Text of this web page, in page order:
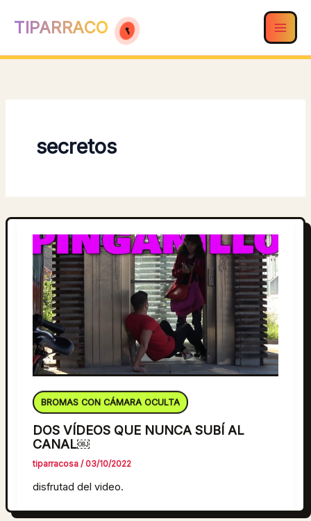
TIPARRACO
secretos
BROMAS CON CÁMARA OCULTA
DOS VÍDEOS QUE NUNCA SUBÍ AL
CANAL￼
tiparracosa/ 03/10/2022
disfrutad del video.